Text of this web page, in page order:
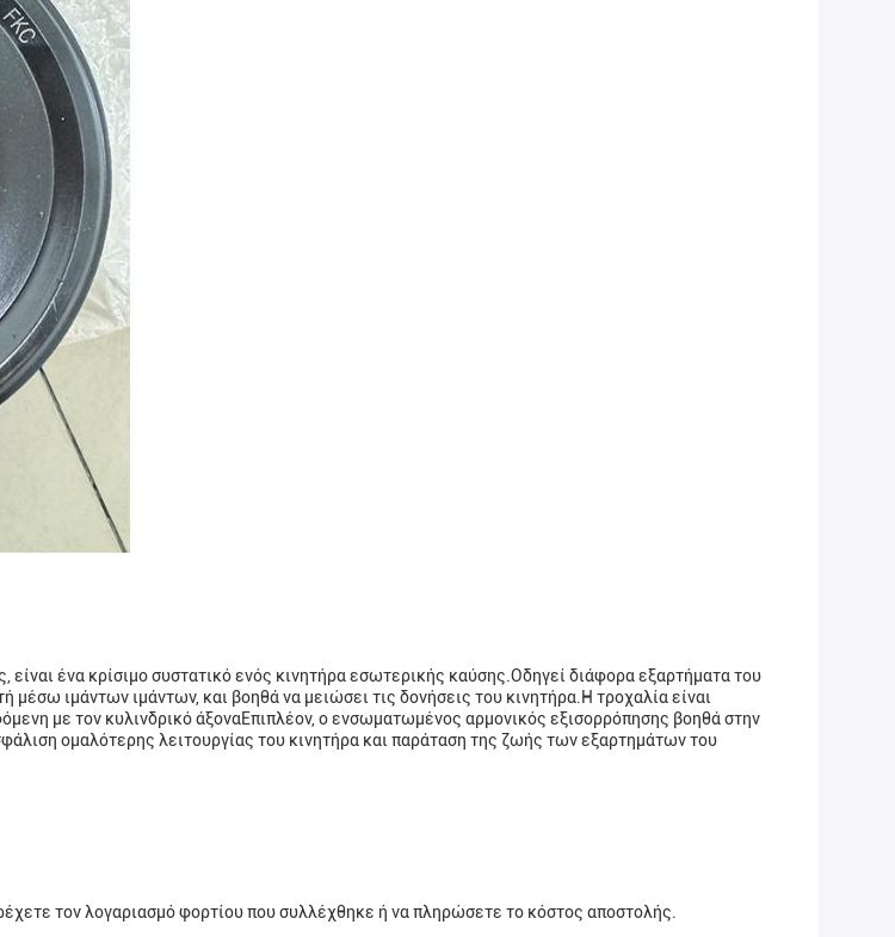
ένα κρίσιμο συστατικό ενός κινητήρα εσωτερικής καύσης.Οδηγεί διάφορα εξαρτήματα του
μέσω ιμάντων ιμάντων, και βοηθά να μειώσει τις δονήσεις του κινητήρα.Η τροχαλία είναι
με τον κυλινδρικό άξοναΕπιπλέον, ο ενσωματωμένος αρμονικός εξισορρόπησης βοηθά στην
ομαλότερης λειτουργίας του κινητήρα και παράταση της ζωής των εξαρτημάτων του
τον λογαριασμό φορτίου που συλλέχθηκε ή να πληρώσετε το κόστος αποστολής.